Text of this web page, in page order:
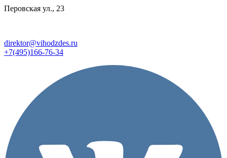
Перовская ул., 23
direktor@vihodzdes.ru
+7(495)166-76-34